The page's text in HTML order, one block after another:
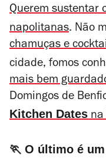
Querem sustentar
napolitanas. Não
chamuças e
cidade, fomos
mais bem
Domingos de
Kitchen Datesna
🏃 O último é